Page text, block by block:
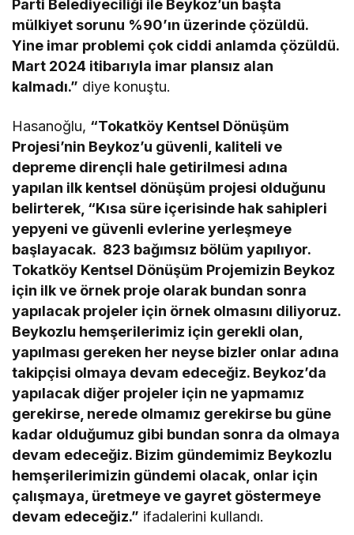
Parti Belediyeciliği ile Beykoz’un başta
mülkiyet sorunu %90’ın üzerinde çözüldü.
Yine imar problemi çok ciddi anlamda çözüldü.
Mart 2024 itibarıyla imar plansız alan
kalmadı.” diye konuştu.
Hasanoğlu, “Tokatköy Kentsel Dönüşüm
Projesi’nin Beykoz’u güvenli, kaliteli ve
depreme dirençli hale getirilmesi adına
yapılan ilk kentsel dönüşüm projesi olduğunu
belirterek, “Kısa süre içerisinde hak sahipleri
yepyeni ve güvenli evlerine yerleşmeye
başlayacak. 823 bağımsız bölüm yapılıyor.
Tokatköy Kentsel Dönüşüm Projemizin Beykoz
için ilk ve örnek proje olarak bundan sonra
yapılacak projeler için örnek olmasını diliyoruz.
Beykozlu hemşerilerimiz için gerekli olan,
yapılması gereken her neyse bizler onlar adına
takipçisi olmaya devam edeceğiz. Beykoz’da
yapılacak diğer projeler için ne yapmamız
gerekirse, nerede olmamız gerekirse bu güne
kadar olduğumuz gibi bundan sonra da olmaya
devam edeceğiz. Bizim gündemimiz Beykozlu
hemşerilerimizin gündemi olacak, onlar için
çalışmaya, üretmeye ve gayret göstermeye
devam edeceğiz.” ifadalerini kullandı.